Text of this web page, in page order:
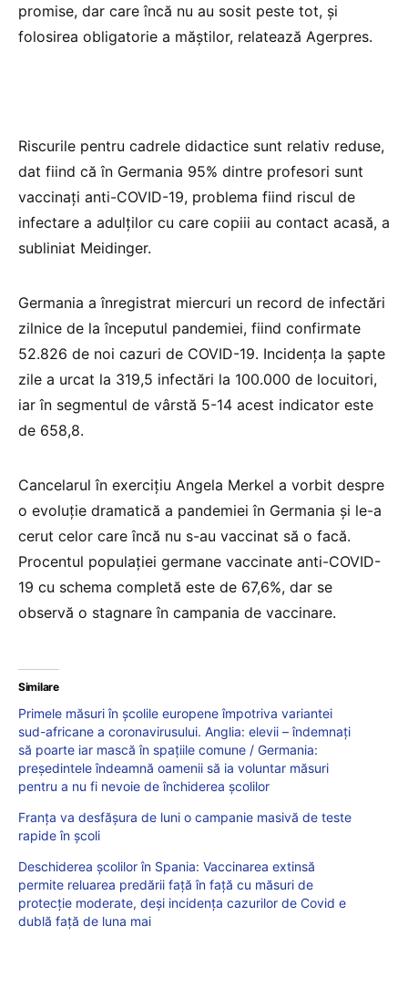
promise, dar care încă nu au sosit peste tot, şi
folosirea obligatorie a măştilor, relatează Agerpres.
Riscurile pentru cadrele didactice sunt relativ reduse,
dat fiind că în Germania 95% dintre profesori sunt
vaccinaţi anti-COVID-19, problema fiind riscul de
infectare a adulţilor cu care copiii au contact acasă, a
subliniat Meidinger.
Germania a înregistrat miercuri un record de infectări
zilnice de la începutul pandemiei, fiind confirmate
52.826 de noi cazuri de COVID-19. Incidenţa la şapte
zile a urcat la 319,5 infectări la 100.000 de locuitori,
iar în segmentul de vârstă 5-14 acest indicator este
de 658,8.
Cancelarul în exerciţiu Angela Merkel a vorbit despre
o evoluţie dramatică a pandemiei în Germania şi le-a
cerut celor care încă nu s-au vaccinat să o facă.
Procentul populaţiei germane vaccinate anti-COVID-
19 cu schema completă este de 67,6%, dar se
observă o stagnare în campania de vaccinare.
Similare
Primele măsuri în școlile europene împotriva variantei
sud-africane a coronavirusului. Anglia: elevii – îndemnați
să poarte iar mască în spațiile comune / Germania:
președintele îndeamnă oamenii să ia voluntar măsuri
pentru a nu fi nevoie de închiderea școlilor
Franța va desfășura de luni o campanie masivă de teste
rapide în școli
Deschiderea școlilor în Spania: Vaccinarea extinsă
permite reluarea predării față în față cu măsuri de
protecție moderate, deși incidența cazurilor de Covid e
dublă față de luna mai